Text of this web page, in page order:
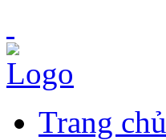
Trang chủ